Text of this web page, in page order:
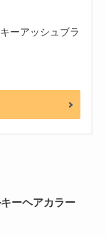
ーアッシュブラ
ーヘアカラー